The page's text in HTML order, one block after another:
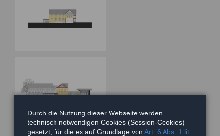
Durch die Nutzung dieser Webseite werden
technisch notwendigen Cookies (Session-Cookies)
gesetzt, für die es auf Grundlage von Art. 6 Abs. 1 lit.